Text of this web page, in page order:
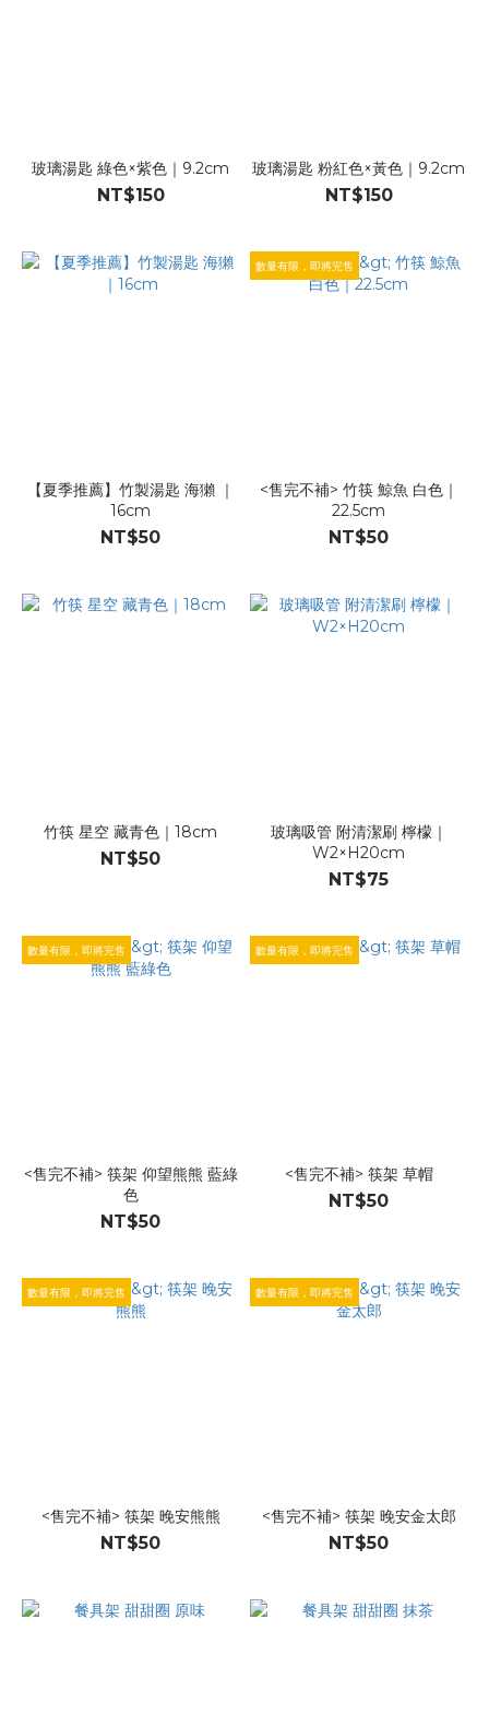
玻璃湯匙 綠色×紫色｜9.2cm
NT$150
玻璃湯匙 粉紅色×黃色｜9.2cm
NT$150
【夏季推薦】竹製湯匙 海獺 ｜
16cm
NT$50
數量有限，即將完售
<售完不補> 竹筷 鯨魚 白色｜
22.5cm
NT$50
竹筷 星空 藏青色｜18cm
NT$50
玻璃吸管 附清潔刷 檸檬｜
W2×H20cm
NT$75
數量有限，即將完售
<售完不補> 筷架 仰望熊熊 藍綠
色
NT$50
數量有限，即將完售
<售完不補> 筷架 草帽
NT$50
數量有限，即將完售
<售完不補> 筷架 晚安熊熊
NT$50
數量有限，即將完售
<售完不補> 筷架 晚安金太郎
NT$50